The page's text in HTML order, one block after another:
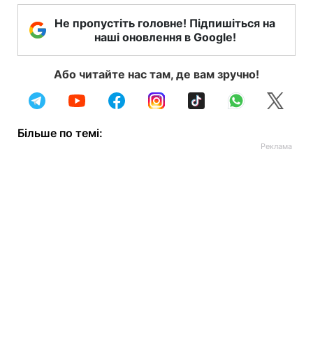
Не пропустіть головне! Підпишіться на
наші оновлення в Google!
Або читайте нас там, де вам зручно!
Більше по темі: